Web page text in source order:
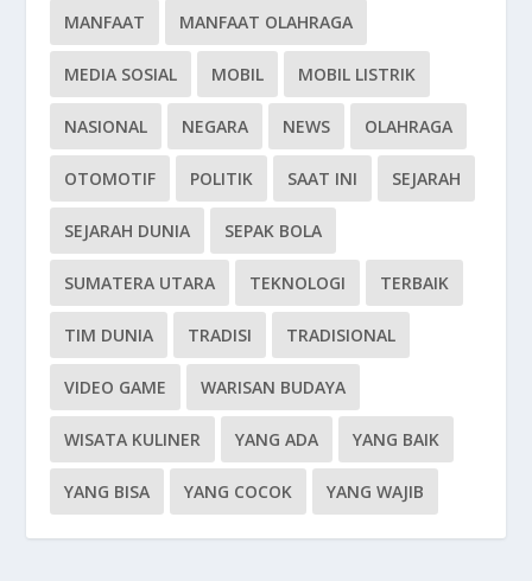
MANFAAT MANFAAT OLAHRAGA
MEDIA SOSIAL MOBIL MOBIL LISTRIK
NASIONAL NEGARA NEWS OLAHRAGA
OTOMOTIF POLITIK SAAT INI SEJARAH
SEJARAH DUNIA SEPAK BOLA
SUMATERA UTARA TEKNOLOGI TERBAIK
TIM DUNIA TRADISI TRADISIONAL
VIDEO GAME WARISAN BUDAYA
WISATA KULINER YANG ADA YANG BAIK
YANG BISA YANG COCOK YANG WAJIB